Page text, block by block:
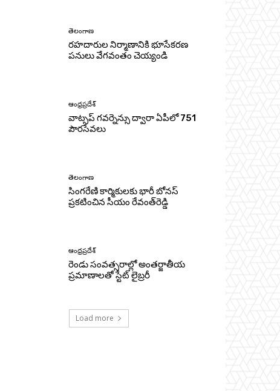
తెలంగాణ
రహదారుల నిర్మాణానికి భూసేకరణ
పనులు వేగవంతం చెయ్యండి
ఆంధ్రప్రదేశ్
వాట్సప్ గవర్నెన్సు ద్వారా ఏపీలో 751
పౌరసేవలు
తెలంగాణ
సింగరేణి కార్మికులకు భారీ బోనస్‌
ప్రకటించిన సీయం రేవంత్‌రెడ్డి
ఆంధ్రప్రదేశ్
రెండు సంవత్సరాల్లో అంతర్జాతీయ
ప్రమాణాలతో స్టేట్ లైబ్రరీ
Load more